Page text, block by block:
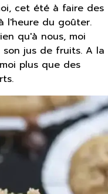
cet été à faire des
l'heure du goûter.
qu'à nous, moi
jus de fruits. A la
plus que des